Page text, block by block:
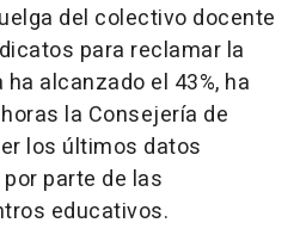
del colectivo docente
para reclamar la
alcanzado el 43%, ha
la Consejería de
los últimos datos
parte de las
educativos.